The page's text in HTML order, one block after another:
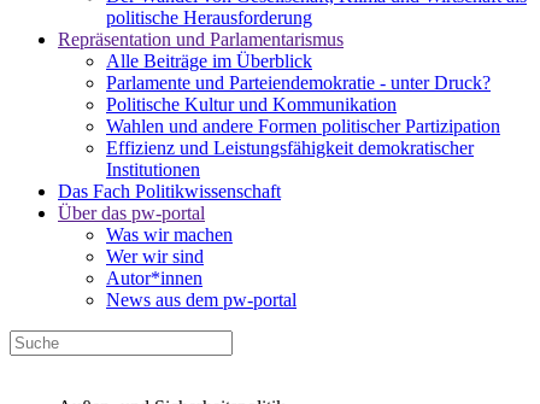
politische Herausforderung
Repräsentation und Parlamentarismus
Alle Beiträge im Überblick
Parlamente und Parteiendemokratie - unter Druck?
Politische Kultur und Kommunikation
Wahlen und andere Formen politischer Partizipation
Effizienz und Leistungsfähigkeit demokratischer
Institutionen
Das Fach Politikwissenschaft
Über das pw-portal
Was wir machen
Wer wir sind
Autor*innen
News aus dem pw-portal